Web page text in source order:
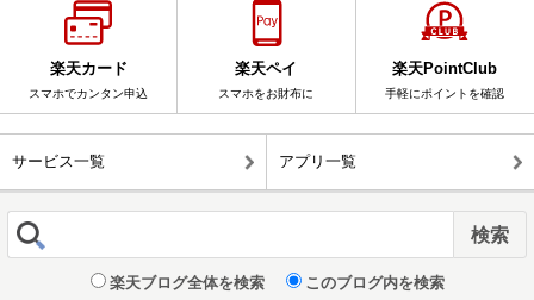
楽天カード
スマホでカンタン申込
楽天ペイ
スマホをお財布に
楽天PointClub
手軽にポイントを確認
サービス一覧 アプリ一覧
楽天ブログ全体を検索 このブログ内を検索